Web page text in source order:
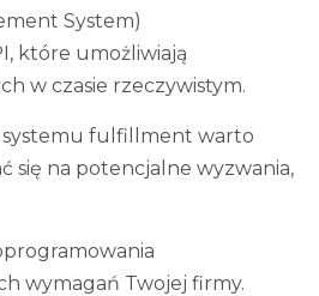
System)
które umożliwiają
w czasie rzeczywistym.
systemu fulfillment warto
się na potencjalne wyzwania,
wymagań Twojej firmy.